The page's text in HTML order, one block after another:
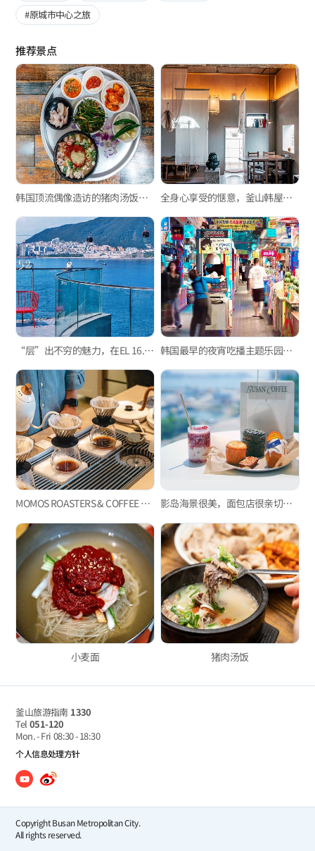
#原城市中心之旅
推荐景点
韩国顶流偶像造访的猪肉汤饭店，“姐妹汤饭” 全身心享受的惬意，釜山韩屋咖啡馆3选
“层”出不穷的魅力，在EL 16.52享受最特别的松岛海景！ 韩国最早的夜宵吃播主题乐园，富平罐头夜市
MOMOS ROASTERS & COFFEE BAR 影岛海景很美，面包店很亲切，坐拥影岛海景的大型咖啡厅“咖啡厅385”
小麦面 猪肉汤饭
釜山旅游指南 1330
Tel 051-120
Mon. - Fri 08:30 - 18:30
个人信息处理方针
Copyright Busan Metropolitan City.
All rights reserved.